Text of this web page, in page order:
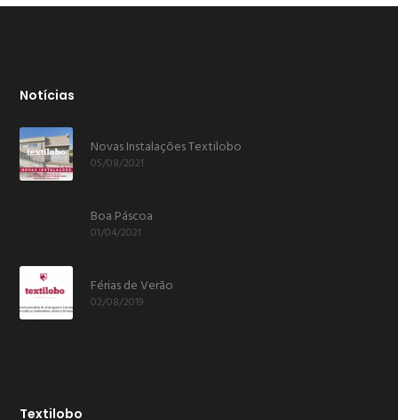
Notícias
Novas Instalações Textilobo
05/08/2021
Boa Páscoa
01/04/2021
Férias de Verão
02/08/2019
Textilobo